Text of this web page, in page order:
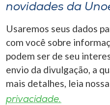
novidades da
Usaremos seus dados
com você sobre
podem ser de seu
envio da divulgação, a
mais detalhes, leia nossa
privacidade.